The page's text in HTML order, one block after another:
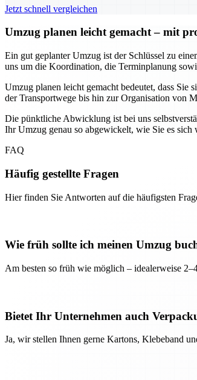
Jetzt schnell vergleichen
Umzug planen leicht gemacht – mit
Ein gut geplanter Umzug ist der Schlüssel zu
uns um die Koordination, die Terminplanung
Umzug planen leicht gemacht bedeutet, dass Sie
der Transportwege bis hin zur Organisation von
Die pünktliche Abwicklung ist bei uns
Ihr Umzug genau so abgewickelt, wie Sie es sich
FAQ
Häufig gestellte Fragen
Hier finden Sie Antworten auf die häufigsten
Wie früh sollte ich meinen Umzug
Am besten so früh wie möglich – idealerweise
Bietet Ihr Unternehmen auch
Ja, wir stellen Ihnen gerne Kartons, Klebeband